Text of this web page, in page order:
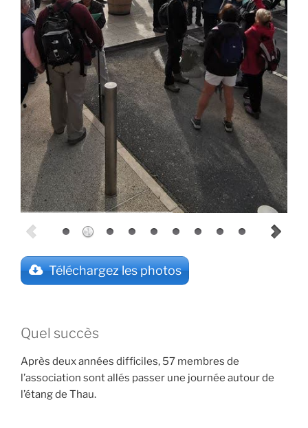
Téléchargez les photos
Quel succès
Après deux années difficiles, 57 membres de
l’association sont allés passer une journée autour de
l’étang de Thau.